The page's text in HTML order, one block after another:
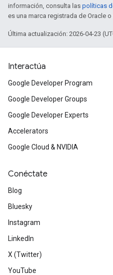
información, consulta las políticas
es una marca registrada de Oracle
Última actualización: 2026-04-23
Interactúa
Google Developer Program
Google Developer Groups
Google Developer Experts
Accelerators
Google Cloud & NVIDIA
Conéctate
Blog
Bluesky
Instagram
LinkedIn
X (Twitter)
YouTube